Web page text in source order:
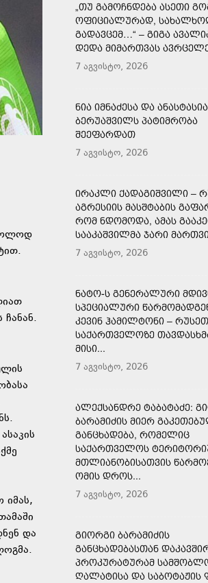
იმას,
და
„ᲗᲣ ᲒᲐᲛᲝᲩᲜᲓᲔᲑᲐ ᲐᲡᲔᲗᲘ
ᲝᲤᲘᲪᲘᲐᲚᲣᲠᲐᲓ,
ᲒᲐᲓᲐᲕᲪᲔᲛ…“ – ᲒᲘᲒᲐ
ᲓᲔᲓᲐ ᲛᲘᲛᲐᲠᲗᲕᲐᲡ
7 აგვისტო, 2026
ᲜᲘᲐ ᲘᲛᲜᲐᲫᲔᲡᲐ ᲓᲐ ᲐᲜᲐᲡᲢᲐᲡᲘᲐ
ᲑᲔᲠᲣᲐᲨᲕᲘᲚᲡ ᲞᲐᲢᲘᲛᲠᲝᲑᲐ
ᲨᲔᲔᲤᲐᲠᲓᲐᲗ
7 აგვისტო, 2026
ᲘᲠᲐᲙᲚᲘ ᲥᲐᲓᲐᲒᲘᲨᲕᲘᲚᲘ –
ᲐᲒᲠᲔᲡᲘᲘᲡ ᲛᲐᲡᲨᲢᲐᲑᲘᲡ
ᲠᲝᲛ ᲜᲓᲝᲛᲝᲓᲐ, ᲐᲛᲐᲡ
ᲡᲐᲐᲙᲐᲨᲕᲘᲚᲛᲐ ᲯᲐᲠᲘ
7 აგვისტო, 2026
ᲜᲐᲢᲝ-Ს ᲒᲔᲜᲔᲠᲐᲚᲣᲠᲘ
ᲡᲞᲔᲪᲘᲐᲚᲣᲠᲘ
ᲙᲔᲕᲘᲜ ᲰᲐᲛᲘᲚᲢᲝᲜᲘ –
ᲡᲐᲥᲐᲠᲗᲕᲔᲚᲝᲖᲔ
ᲛᲘᲡᲘ...
7 აგვისტო, 2026
ᲐᲚᲔᲥᲡᲐᲜᲓᲠᲔ ᲢᲐᲑᲐᲢᲐᲫᲔ:
ᲑᲐᲠᲐᲛᲘᲫᲘᲡ ᲛᲘᲔᲠ
ᲒᲐᲜᲪᲮᲐᲓᲔᲑᲐ, ᲠᲝᲛᲔᲚᲘᲪ
ᲡᲐᲥᲐᲠᲗᲕᲔᲚᲝᲡ
ᲛᲗᲚᲘᲐᲜᲝᲑᲘᲡᲐᲗᲕᲘᲡ
ᲝᲛᲘᲡ ᲓᲠᲝᲡ...
7 აგვისტო, 2026
ᲒᲘᲝᲠᲒᲘ ᲑᲐᲠᲐᲛᲘᲫᲘᲡ
ᲒᲐᲜᲪᲮᲐᲓᲔᲑᲐᲡᲗᲐᲜ
ᲞᲠᲝᲙᲣᲠᲐᲢᲣᲠᲐᲛ
ᲦᲐᲚᲐᲢᲘᲡᲐ ᲓᲐ ᲡᲐᲑᲝᲢᲐᲟᲘᲡ